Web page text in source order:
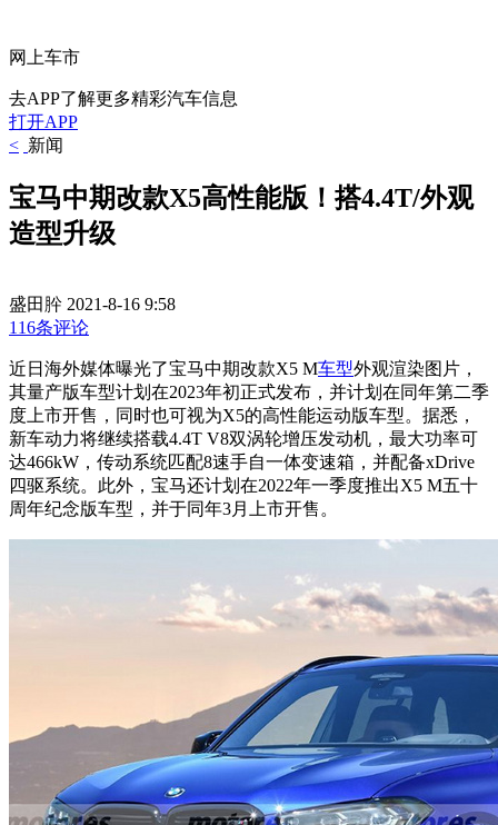
网上车市
去APP了解更多精彩汽车信息
打开APP
< 新闻
宝马中期改款X5高性能版！搭4.4T/外观
造型升级
盛田肸 2021-8-16 9:58
116条评论
近日海外媒体曝光了宝马中期改款X5 M车型外观渲染图片，
其量产版车型计划在2023年初正式发布，并计划在同年第二季
度上市开售，同时也可视为X5的高性能运动版车型。据悉，
新车动力将继续搭载4.4T V8双涡轮增压发动机，最大功率可
达466kW，传动系统匹配8速手自一体变速箱，并配备xDrive
四驱系统。此外，宝马还计划在2022年一季度推出X5 M五十
周年纪念版车型，并于同年3月上市开售。